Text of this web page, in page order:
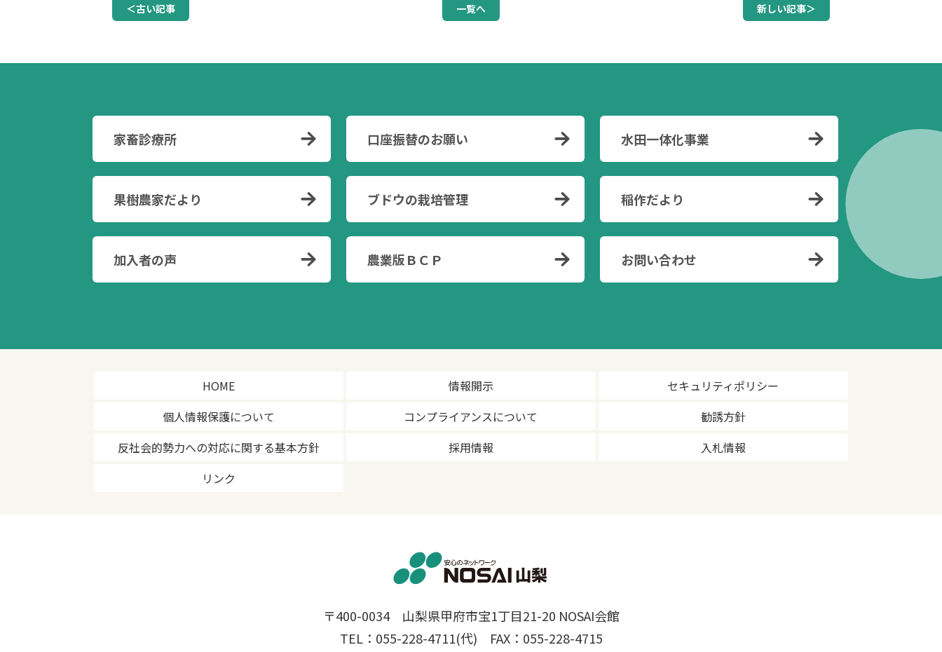
＜古い記事 一覧へ 新しい記事＞
家畜診療所 口座振替のお願い 水田一体化事業
果樹農家だより ブドウの栽培管理 稲作だより
加入者の声 農業版ＢＣＰ お問い合わせ
HOME 情報開示
セキュリティポリシー
個人情報保護について
コンプライアンスについて
勧誘方針
反社会的勢力への対応に関する基本方針
採用情報
入札情報
リンク
〒400-0034 山梨県甲府市宝1丁目21-20 NOSAI会館
TEL：055-228-4711(代) FAX：055-228-4715